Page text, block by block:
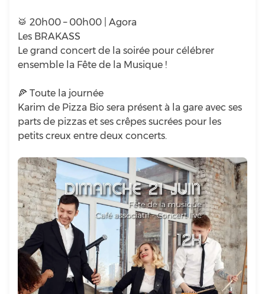
🥁 20h00 – 00h00 | Agora
Les BRAKASS
Le grand concert de la soirée pour célébrer
ensemble la Fête de la Musique !
🍕 Toute la journée
Karim de Pizza Bio sera présent à la gare avec ses
parts de pizzas et ses crêpes sucrées pour les
petits creux entre deux concerts.